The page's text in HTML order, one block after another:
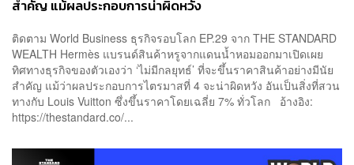
สำคัญ แม้ผลประกอบการน่าผิดหวัง
ติดตาม World Business ธุรกิจรอบโลก EP.29 จาก THE STANDARD
WEALTH Hermès แบรนด์สินค้าหรูจากแดนน้ำหอมออกมาเปิดเผย
ทิศทางธุรกิจของตัวเองว่า ‘ไม่มีกลยุทธ์’ ที่จะขึ้นราคาสินค้าอย่างมีนัย
สำคัญ แม้ว่าผลประกอบการไตรมาสที่ 4 จะน่าผิดหวัง อันเป็นสิ่งที่สวน
ทางกับ Louis Vuitton ซึ่งขึ้นราคาโดยเฉลี่ย 7% ทั่วโลก อ้างอิง:
https://thestandard.co/...